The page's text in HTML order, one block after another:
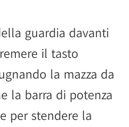
guardia davanti
il tasto
la mazza da
la barra di potenza
per stendere la